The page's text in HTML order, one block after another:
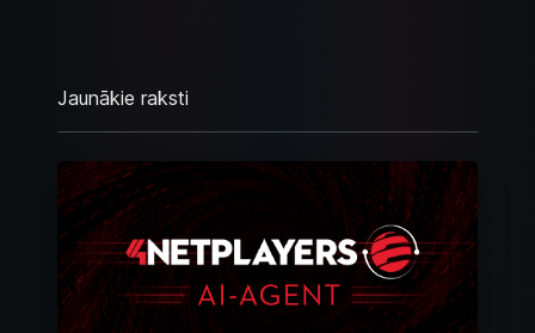
Jaunākie raksti